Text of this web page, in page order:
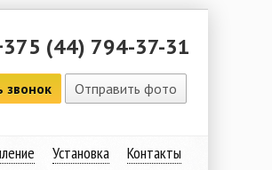
(44) 794-37-31
звонок Отправить фото
Установка Контакты